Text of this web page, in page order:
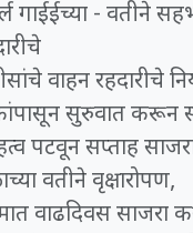
गाईईच्या - वतीने
वाहन रहदारीचे
सुरुवात करून
पटवून सप्ताह
वतीने वृक्षारोपण,
वाढ‌दिवस साजरा